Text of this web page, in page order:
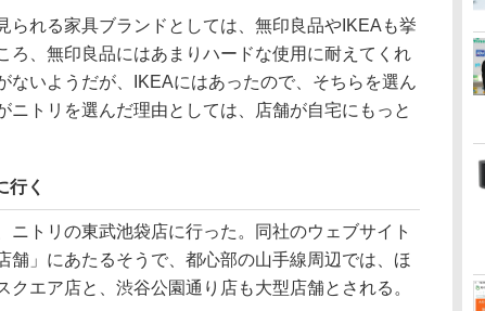
れる家具ブランドとしては、無印良品やIKEAも挙
ろ、無印良品にはあまりハードな使用に耐えてくれ
ないようだが、IKEAにはあったので、そちらを選ん
ニトリを選んだ理由としては、店舗が自宅にもっと
行く
トリの東武池袋店に行った。同社のウェブサイト
舗」にあたるそうで、都心部の山手線周辺では、ほ
エア店と、渋谷公園通り店も大型店舗とされる。